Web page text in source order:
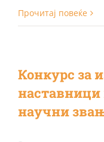
Прочитај повеќе
Конкурс за
наставници
научни